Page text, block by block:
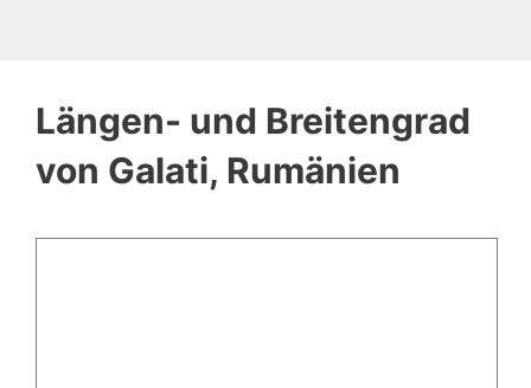
Längen- und Breitengrad
von Galati, Rumänien